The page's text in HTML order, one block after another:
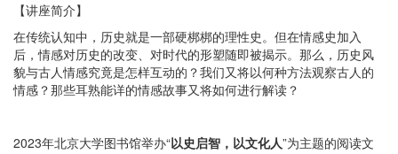
【讲座简介】
在传统认知中，历史就是一部硬梆梆的理性史。但在情感史加入
后，情感对历史的改变、对时代的形塑随即被揭示。那么，历史风
貌与古人情感究竟是怎样互动的？我们又将以何种方法观察古人的
情感？那些耳熟能详的情感故事又将如何进行解读？
2023年北京大学图书馆举办“以史启智，以文化人”为主题的阅读文